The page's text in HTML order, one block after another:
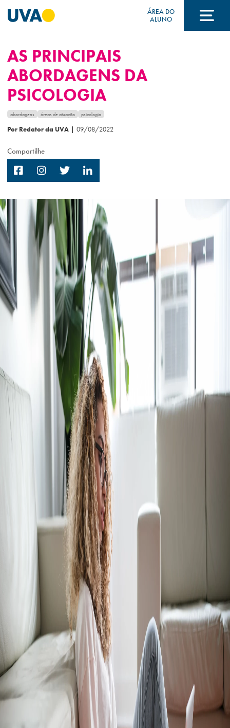
ÁREA DO
ALUNO
A UVA
CURSOS
FORMAS DE INGRESSO
FINANCIAMENTO E BOLSAS
Acontece na UVA
Campi/Unidades
Atendimento (21) 2574 8888
Conclua sua Matrícula
INSCREVA-SE SOLICITE INFORMAÇÕES
ÁREA DO ALUNO
AS PRINCIPAIS
ABORDAGENS DA
PSICOLOGIA
abordagens áreas de atuação psicologia
Por Redator da UVA | 09/08/2022
Compartilhe